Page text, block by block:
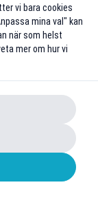
vi bara cookies
mina val" kan
när som helst
mer om hur vi